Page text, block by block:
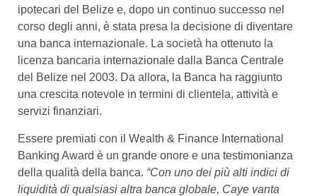
ipotecari del Belize e, dopo un continuo successo nel
corso degli anni, è stata presa la decisione di diventare
una banca internazionale. La società ha ottenuto la
licenza bancaria internazionale dalla Banca Centrale
del Belize nel 2003. Da allora, la Banca ha raggiunto
una crescita notevole in termini di clientela, attività e
servizi finanziari.
Essere premiati con il Wealth & Finance International
Banking Award è un grande onore e una testimonianza
della qualità della banca. “Con uno dei più alti indici di
liquidità di qualsiasi altra banca globale, Caye vanta